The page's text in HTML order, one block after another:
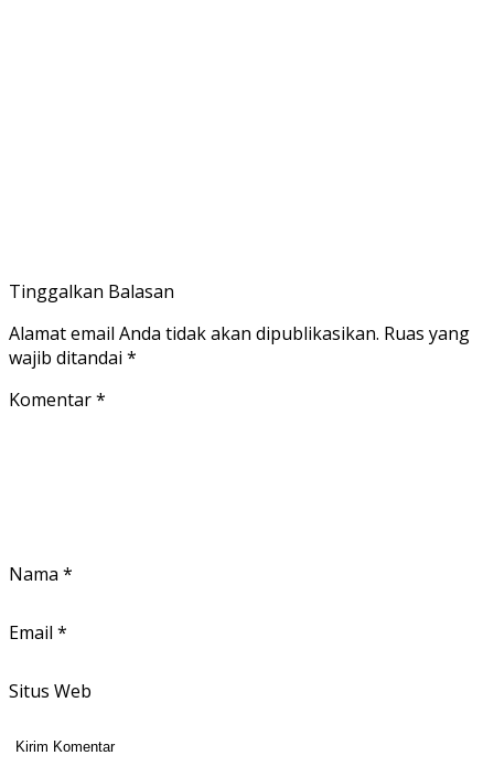
Tinggalkan Balasan
Alamat email Anda tidak akan dipublikasikan. Ruas yang
wajib ditandai *
Komentar*
Nama *
Email *
Situs Web